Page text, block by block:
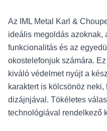
Az IML Metal Karl &
ideális megoldás azoknak,
funkcionalitás és az
okostelefonjuk számára.
kiváló védelmet nyújt a
karaktert is kölcsönöz
dizájnjával. Tökéletes
technológiával rendelkező